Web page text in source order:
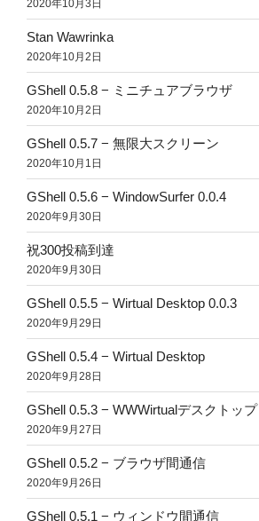
2020年10月3日
Stan Wawrinka
2020年10月2日
GShell 0.5.8 − ミニチュアブラウザ
2020年10月2日
GShell 0.5.7 − 無限大スクリーン
2020年10月1日
GShell 0.5.6 − WindowSurfer 0.0.4
2020年9月30日
祝300投稿到達
2020年9月30日
GShell 0.5.5 − Wirtual Desktop 0.0.3
2020年9月29日
GShell 0.5.4 − Wirtual Desktop
2020年9月28日
GShell 0.5.3 − WWWirtualデスクトップ
2020年9月27日
GShell 0.5.2 − ブラウザ間通信
2020年9月26日
GShell 0.5.1 − ウィンドウ間通信